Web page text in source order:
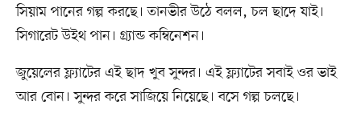
সিয়াম পানের গল্প করছে। তানভীর উঠে বলল, চল ছাদে যাই।
সিগারেট উইথ পান। গ্র্যান্ড কম্বিনেশন।
জুয়েলের ফ্ল্যাটের এই ছাদ খুব সুন্দর। এই ফ্ল্যাটের সবাই ওর ভাই
আর বোন। সুন্দর করে সাজিয়ে নিয়েছে। বসে গল্প চলছে।